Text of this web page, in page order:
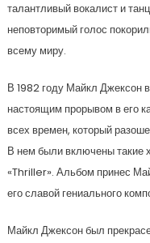
талантливый вокалист и
неповторимый голос
всему миру.
В 1982 году Майкл Джексон
настоящим прорывом в его
всех времен, который
В нем были включены такие
«Thriller». Альбом принес
его славой гениального
Майкл Джексон был